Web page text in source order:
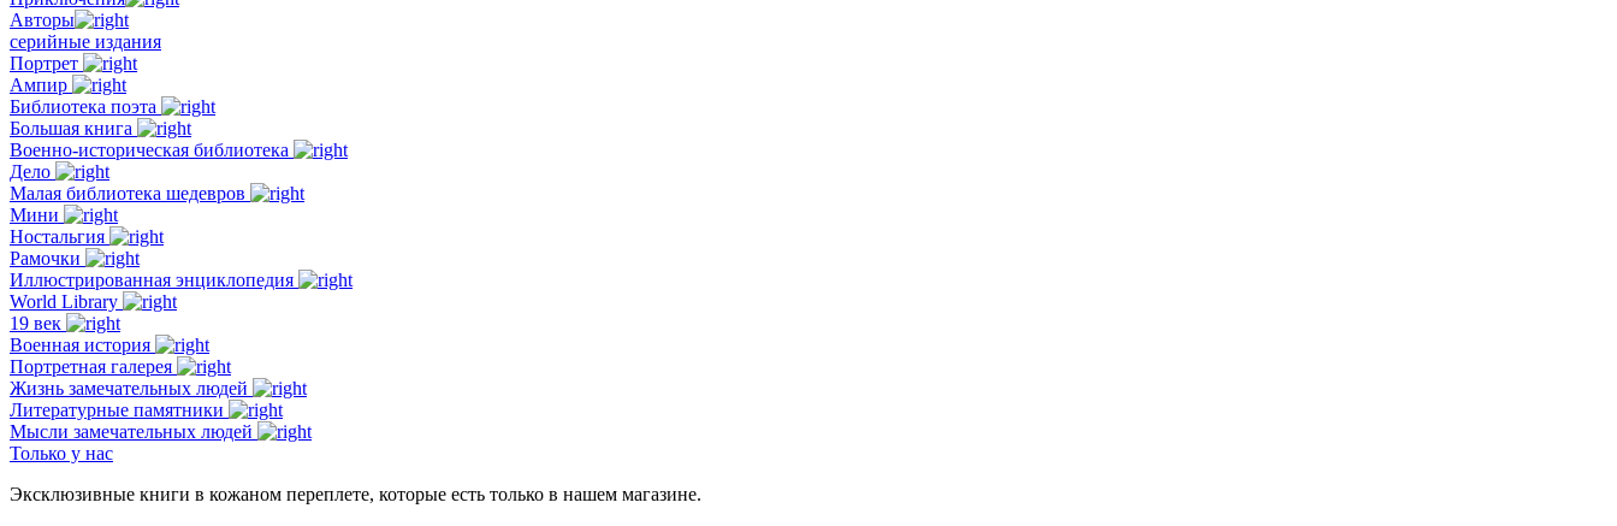
Авторы
серийные издания
Портрет
Ампир
Библиотека поэта
Большая книга
Военно-историческая библиотека
Дело
Малая библиотека шедевров
Мини
Ностальгия
Рамочки
Иллюстрированная энциклопедия
World Library
19 век
Военная история
Портретная галерея
Жизнь замечательных людей
Литературные памятники
Мысли замечательных людей
Только у нас
Эксклюзивные книги в кожаном переплете, которые есть только в нашем магазине.